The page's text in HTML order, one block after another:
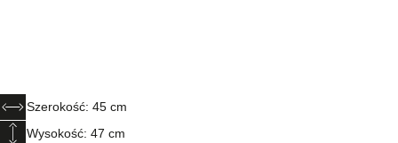
Szerokość: 45 cm
Wysokość: 47 cm